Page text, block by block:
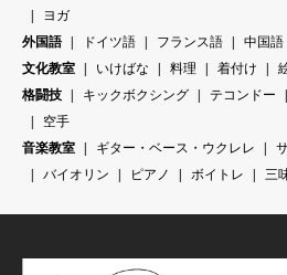
ヨガ
外国語
ドイツ語 フランス語 中国語
文化教室
いけばな 料理 着付け
格闘技
キックボクシング テコンドー
空手
音楽教室
ギター・ベース・ウクレレ
バイオリン
ピアノ ボイトレ 三